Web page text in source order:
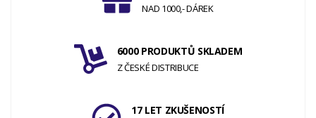
NAD 1000,- DÁREK
6000 PRODUKTŮ SKLADEM
Z ČESKÉ DISTRIBUCE
17 LET ZKUŠENOSTÍ